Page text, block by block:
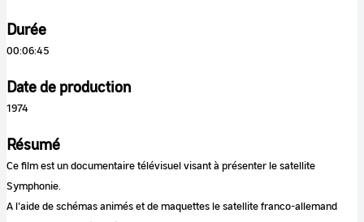
Durée
00:06:45
Date de production
1974
Résumé
Ce film est un documentaire télévisuel visant à présenter le satellite
Symphonie.
A l'aide de schémas animés et de maquettes le satellite franco-allemand